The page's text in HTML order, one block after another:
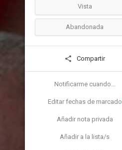
Vista
Abandonada
Compartir
Notificarme cuando...
Editar fechas de marcado
Añadir nota privada
Añadir a la lista/s